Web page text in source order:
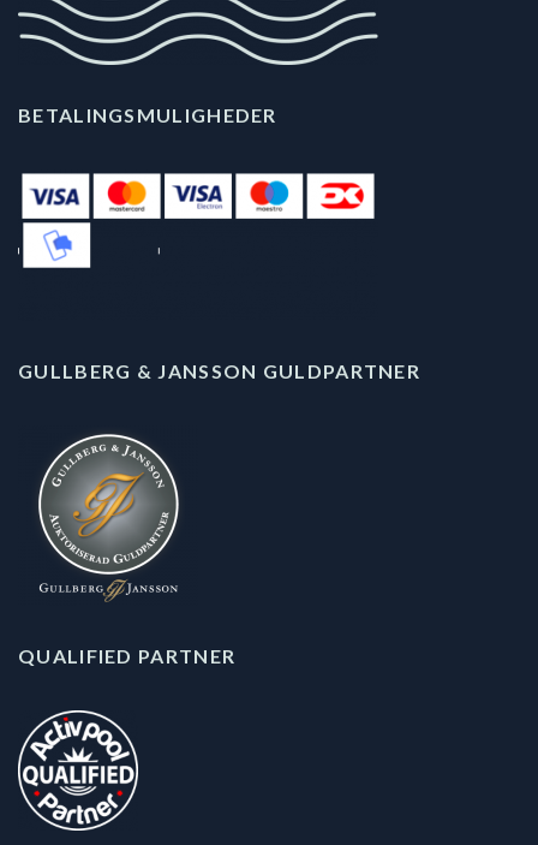
BETALINGSMULIGHEDER
GULLBERG & JANSSON GULDPARTNER
QUALIFIED PARTNER